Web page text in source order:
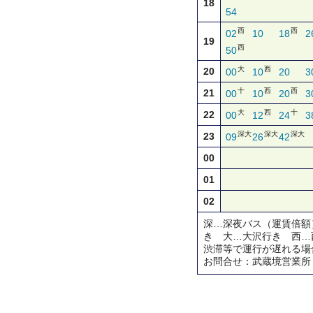
18
54
19
02西 10 18西
50西
20 00大 10西 20
21
00十 10西 20西
22
00大 12西 24十
23
09深大26深大42 深大
00
01
02
深…深夜バス（運賃倍
き 大…大沢行き 西…
渋滞等で運行が遅れる
お問合せ：武蔵境営業